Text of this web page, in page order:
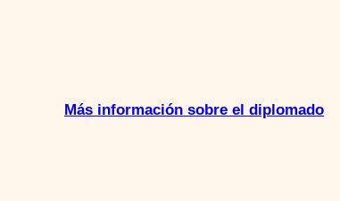
Más información sobre el diplomado